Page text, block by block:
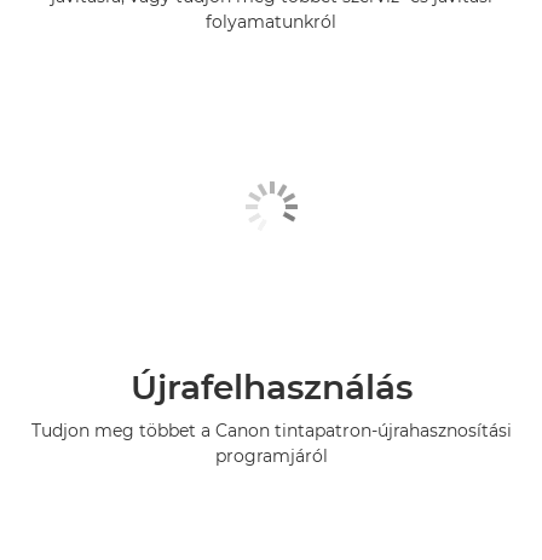
folyamatunkról
Újrafelhasználás
Tudjon meg többet a Canon tintapatron-újrahasznosítási
programjáról